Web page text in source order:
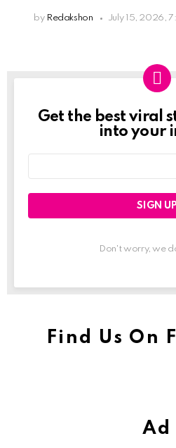
by Redakshon July 15, 2026,
Newslett
Get the best viral
into your
Don't worry, we
Find Us On
Ad